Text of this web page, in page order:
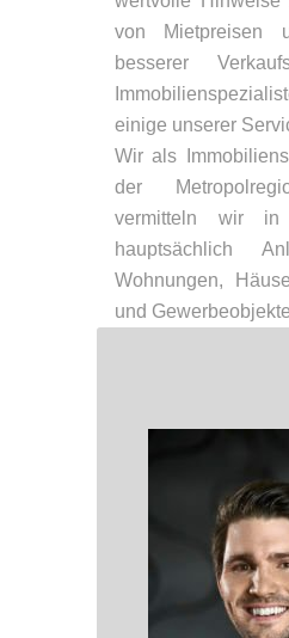
von Mietpreisen
besserer
einige unserer
Wir als
der
vermitteln wir in
hauptsächlich
Wohnungen,
und